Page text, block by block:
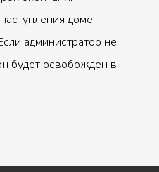
домен
администратор не
будет освобожден в